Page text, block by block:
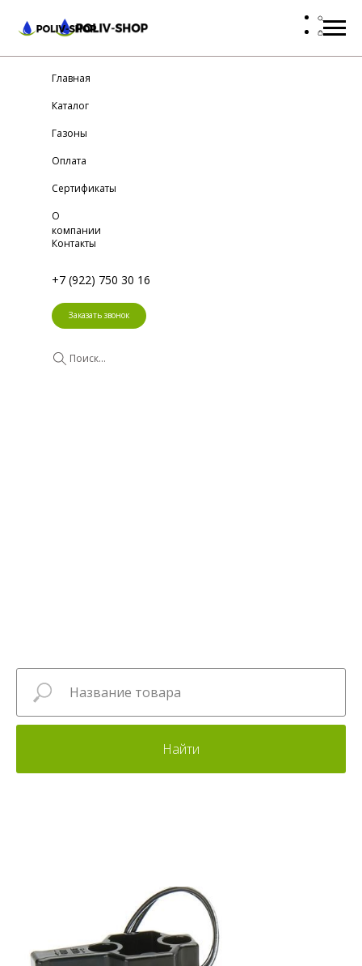
Заказать звонок
+7 (922) 750 30 16
Главная
Каталог
Газоны
Оплата
Сертификаты
О
компании
Контакты
Поиск...
Найти